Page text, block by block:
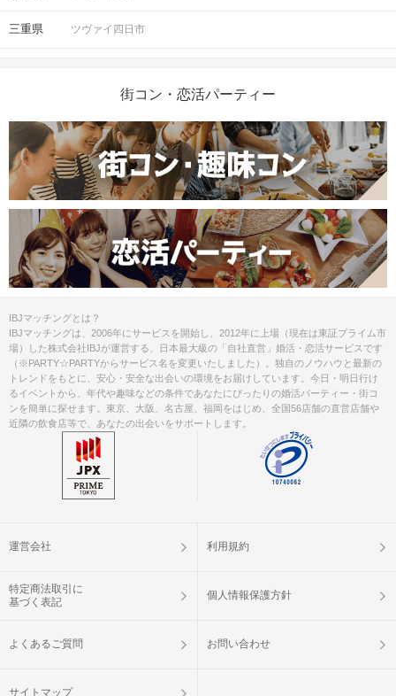
三重県 ツヴァイ四日市
街コン・恋活パーティー
IBJマッチングとは？
IBJマッチングは、2006年にサービスを開始し、2012年に上場（現在は東証プライム市
場）した株式会社IBJが運営する、日本最大級の「自社直営」婚活・恋活サービスです
（※PARTY☆PARTYからサービス名を変更いたしました）。独自のノウハウと最新の
トレンドをもとに、安心・安全な出会いの環境をお届けしています。今日・明日行け
るイベントから、年代や趣味などの条件であなたにぴったりの婚活パーティー・街コ
ンを簡単に探せます。東京、大阪、名古屋、福岡をはじめ、全国56店舗の直営店舗や
近隣の飲食店等で、あなたの出会いをサポートします。
運営会社 利用規約
特定商法取引に
基づく表記
個人情報保護方針
よくあるご質問 お問い合わせ
サイトマップ